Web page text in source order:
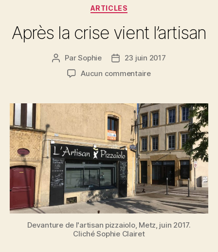
Catégories
ARTICLES
Après la crise vient l’artisan
Auteur
l’article
ParSophie
Date23 juin 2017
Aucun commentairesur
crise
vient
l’artisan
Devanture de l'artisan pizzaiolo, Metz, juin 2017.
Cliché Sophie Clairet